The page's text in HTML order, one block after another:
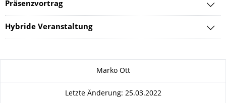
Präsenzvortrag
Hybride Veranstaltung
Marko Ott
Letzte Änderung: 25.03.2022